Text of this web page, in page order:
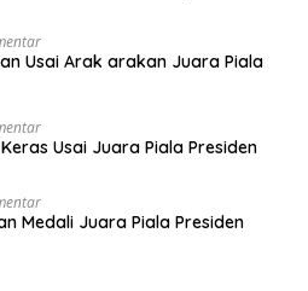
Usai Arak arakan Juara Piala
Usai Juara Piala Presiden
Medali Juara Piala Presiden